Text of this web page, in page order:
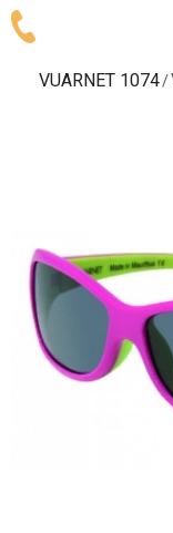
/
1074 VUARNET